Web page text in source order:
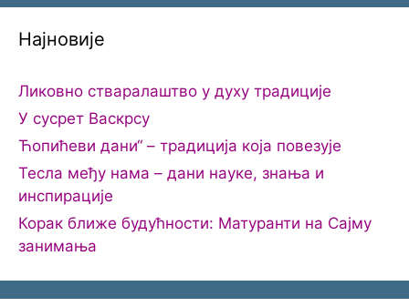
Најновије
Ликовно стваралаштво у духу традиције
У сусрет Васкрсу
Ћопићеви дани“ – традиција која повезује
Тесла међу нама – дани науке, знања и
инспирације
Корак ближе будућности: Матуранти на Сајму
занимања